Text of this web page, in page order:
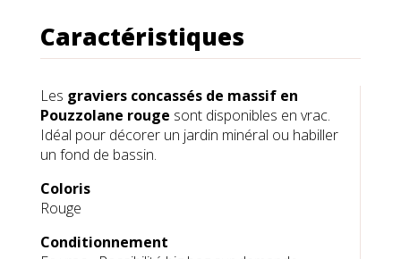
Caractéristiques
Les graviers concassés de massif en
Pouzzolane rouge sont disponibles en vrac.
Idéal pour décorer un jardin minéral ou habiller
un fond de bassin.
Coloris
Rouge
Conditionnement